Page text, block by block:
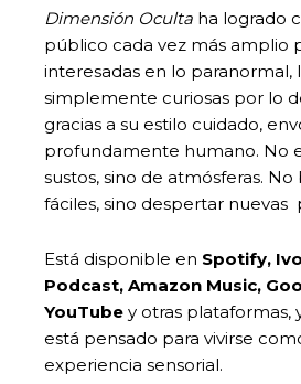
Dimensión Oculta ha logrado
público cada vez más amplio
interesadas en lo paranormal,
simplemente curiosas por lo
gracias a su estilo cuidado,
profundamente humano. No
sustos, sino de atmósferas.
fáciles, sino despertar nuevas
Está disponible en Spotify,
Podcast, Amazon Music,
YouTube y otras plataformas,
está pensado para vivirse
experiencia sensorial.